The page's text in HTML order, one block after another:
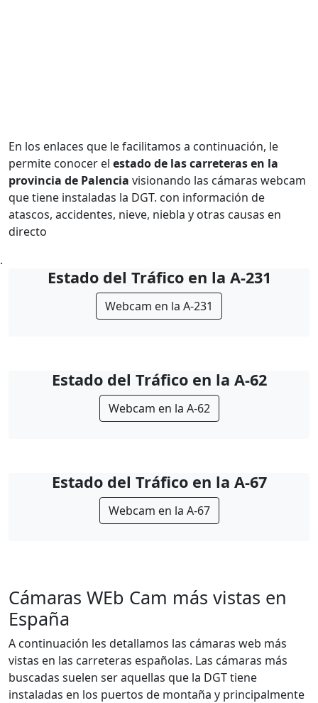
En los enlaces que le facilitamos a continuación, le
permite conocer el estado de las carreteras en la
provincia de Palencia visionando las cámaras webcam
que tiene instaladas la DGT. con información de
atascos, accidentes, nieve, niebla y otras causas en
directo
.
Estado del Tráfico en la A-231
Webcam en la A-231
Estado del Tráfico en la A-62
Webcam en la A-62
Estado del Tráfico en la A-67
Webcam en la A-67
Cámaras WEb Cam más vistas en
España
A continuación les detallamos las cámaras web más
vistas en las carreteras españolas. Las cámaras más
buscadas suelen ser aquellas que la DGT tiene
instaladas en los puertos de montaña y principalmente